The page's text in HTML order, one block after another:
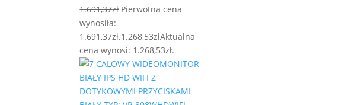
1.691,37zł Pierwotna cena
wynosiła:
1.691,37zł.1.268,53złAktualna
cena wynosi: 1.268,53zł.